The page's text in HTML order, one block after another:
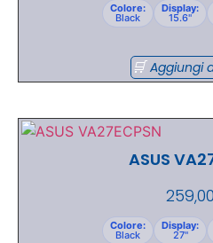
Colore:
Black
Display:
15.6"
Aggiungi
ASUS
259,00
Colore:
Black
Display:
27"